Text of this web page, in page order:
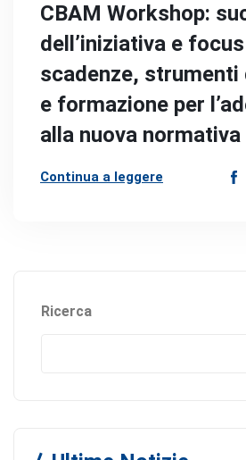
CBAM Workshop:
dell’iniziativa e
scadenze,
e formazione per
alla nuova normativa
Continua a leggere
Ricerca